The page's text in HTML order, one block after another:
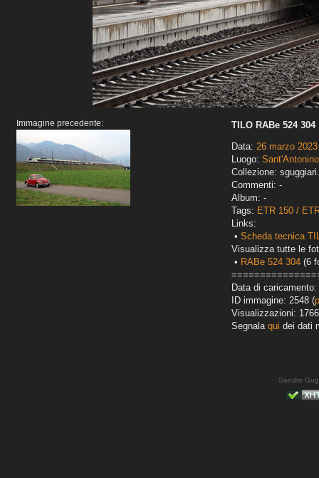
Immagine precedente:
TILO RABe 524 304
Data: 26 marzo 2023
Luogo: Sant'Antonino
Collezione:
Commenti: -
Album: -
Tags: ETR 150 /
Links:
• Scheda tecnica
Visualizza tutte le
• RABe 524 304 (6
Data di
ID immagine: 2548 (
Visualizzazioni: 1766
Segnala qui dei dati
Sandro